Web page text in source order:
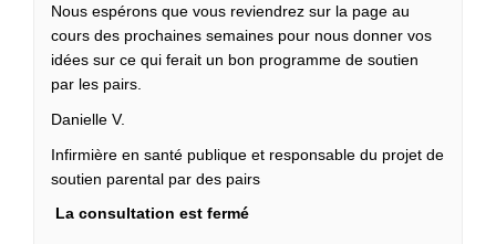
Nous espérons que vous reviendrez sur la page au
cours des prochaines semaines pour nous donner vos
idées sur ce qui ferait un bon programme de soutien
par les pairs.
Danielle V.
Infirmière en santé publique et responsable du projet de
soutien parental par des pairs
La consultation est fermé